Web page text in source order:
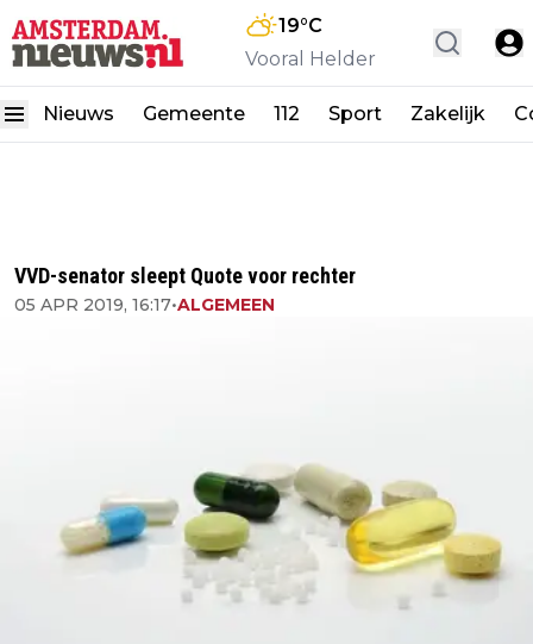
19°C
Vooral Helder
Nieuws Gemeente 112 Sport Zakelijk
VVD-senator sleept Quote voor rechter
05 APR 2019, 16:17•ALGEMEEN